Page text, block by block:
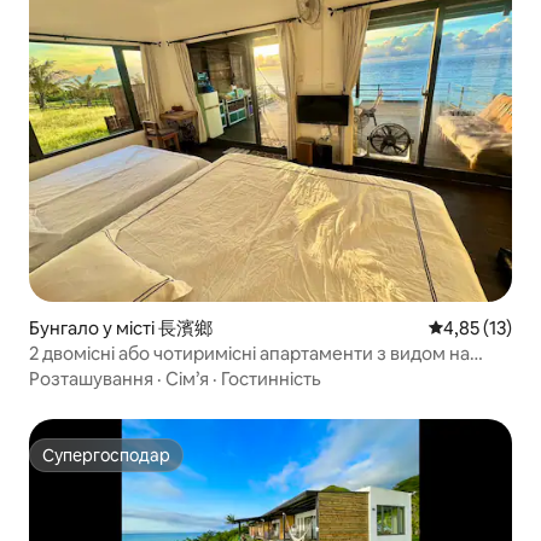
Бунгало у місті 長濱鄉 Середня
4,85 (13)
2 двомісні або чотиримісні апартаменти з видом на
море, басейн, окремі ванні кімнати, ванна, кухня, зона
нічне небо, парковка, можна з тваринами
Розташування · Сім’я · Гостинність
Супергосподар
Супергосподар